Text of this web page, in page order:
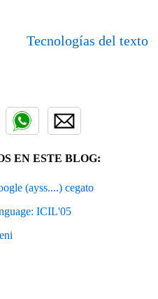
Tecnologías del texto
EN ESTE BLOG:
(ayss....) cegato
ICIL'05